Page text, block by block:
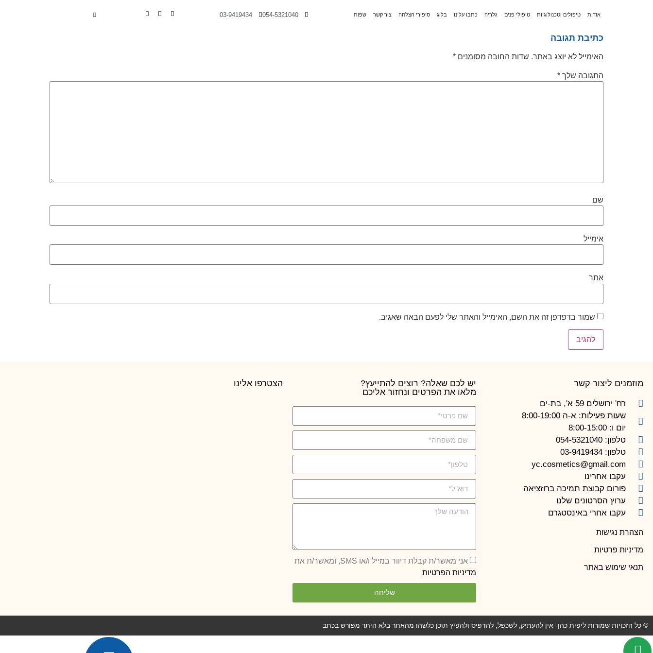
אודות טיפולים וטכנולוגיות טיפולי פנים גלריה כתבו עלינו בלוג סיפורי הצלחה צור קשר שפות 054-5321040
03-9419434
כתיבת תגובה
האימייל לא יוצג באתר. שדות החובה מסומנים *
התגובה שלך *
שם
אימייל
אתר
שמור בדפדפן זה את השם, האימייל והאתר שלי לפעם הבאה שאגיב.
מוזמנים ליצור קשר
רח' ירושלים 59 א', בת-ים
שעות פעילות: א-ה 8:00-19:00
יום ו: 8:00-15:00
טלפון: 054-5321040
טלפון: 03-9419434
yc.cosmetics@gmail.com
עקבו אחרינו
פורום קבוצת תמיכה ברוזציאה
ערוץ הסרטונים שלנו
עקבו אחרי באינסטגרם
הצהרת נגישות
מדיניות פרטיות
תנאי שימוש באתר
יש לכם שאלה? רוצים להתייעץ?
מלאו את הפרטים ונחזור אליכם
אני מאשר/ת קבלת דיוור במייל ו/או SMS, ומאשר/ת את
מדיניות הפרטיות
שליחה
הצטרפו אלינו
© כל הזכויות שמורות ליפית כהן- אין להעתיק, לשכפל, להדפיס ולהפיץ תוכן כלשהו מהאתר בלא היתר מפורש בכתב